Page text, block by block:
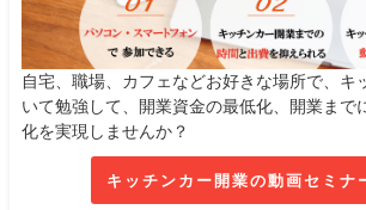
自宅、職場、カフェなどお好きな場所で、キ
いて勉強して、開業資金の最低化、開業まで
化を実現しませんか？
キッチンカー開業の動画セミナ